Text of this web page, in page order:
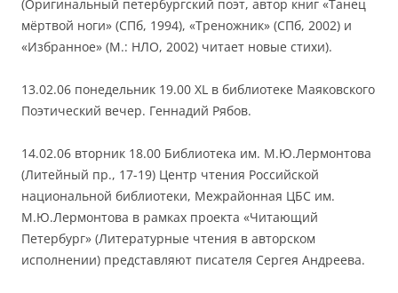
(Оригинальный петербургский поэт, автор книг «Танец
мёртвой ноги» (СПб, 1994), «Треножник» (СПб, 2002) и
«Избранное» (М.: НЛО, 2002) читает новые стихи).
13.02.06 понедельник 19.00 XL в библиотеке Маяковского
Поэтический вечер. Геннадий Рябов.
14.02.06 вторник 18.00 Библиотека им. М.Ю.Лермонтова
(Литейный пр., 17-19) Центр чтения Российской
национальной библиотеки, Межрайонная ЦБС им.
М.Ю.Лермонтова в рамках проекта «Читающий
Петербург» (Литературные чтения в авторском
исполнении) представляют писателя Сергея Андреева.